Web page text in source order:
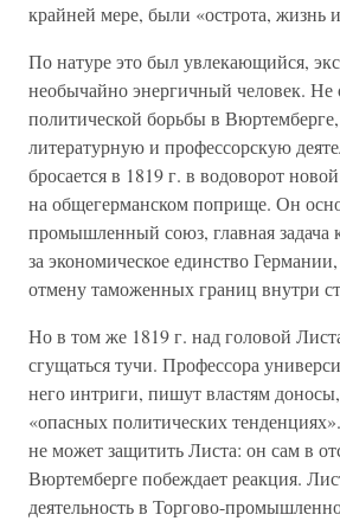
крайней мере, были «острота, жизнь
По натуре это был увлекающийся,
необычайно энергичный человек. Не
политической борьбы в
литературную и профессорскую
бросается в 1819 г. в водоворот
на общегерманском поприще. Он
промышленный союз, главная задача
за экономическое единство
отмену таможенных границ внутри
Но в том же 1819 г. над головой
сгущаться тучи. Профессора
него интриги, пишут властям
«опасных политических
не может защитить Листа: он сам в
Вюртемберге побеждает реакция.
деятельность в Торгово-